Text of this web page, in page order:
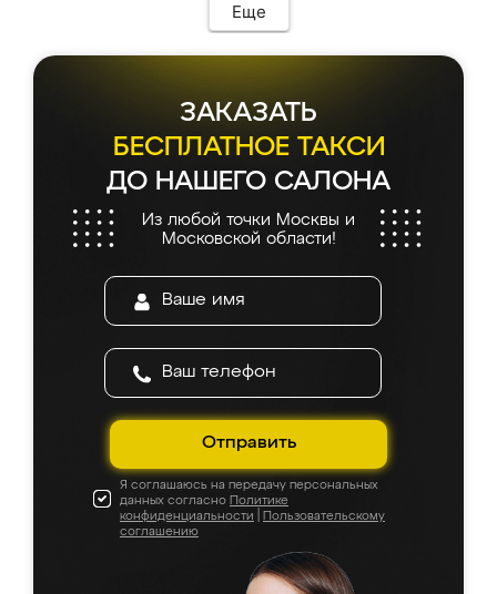
Еще
ЗАКАЗАТЬ
БЕСПЛАТНОЕ ТАКСИ
ДО НАШЕГО САЛОНА
Из любой точки Москвы и
Московской области!
Отправить
Я соглашаюсь на передачу персональных
данных согласно Политике
конфиденциальности
Пользовательскому
соглашению